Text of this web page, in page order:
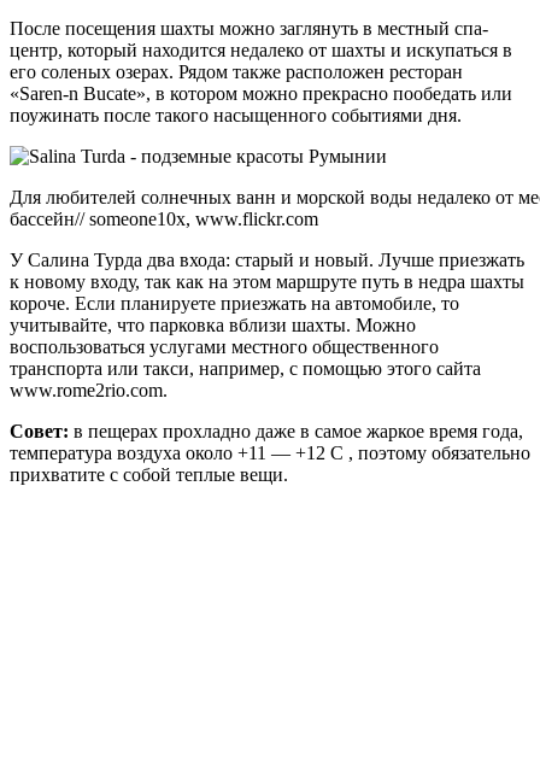
После посещения шахты можно заглянуть в местный спа-
центр, который находится недалеко от шахты и искупаться в
его соленых озерах. Рядом также расположен ресторан
«Saren-n Bucate», в котором можно прекрасно пообедать или
поужинать после такого насыщенного событиями дня.
Для любителей солнечных ванн и морской воды недалеко от
бассейн// someone10x, www.flickr.com
У Салина Турда два входа: старый и новый. Лучше приезжать
к новому входу, так как на этом маршруте путь в недра шахты
короче. Если планируете приезжать на автомобиле, то
учитывайте, что парковка вблизи шахты. Можно
воспользоваться услугами местного общественного
транспорта или такси, например, с помощью этого сайта
www.rome2rio.com.
Совет: в пещерах прохладно даже в самое жаркое время года,
температура воздуха около +11 — +12 C , поэтому обязательно
прихватите с собой теплые вещи.